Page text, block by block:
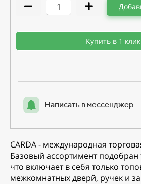
Купить в 1 клик
Написать в мессенджер
CARDA - международная
Базовый ассортимент
что включает в себя только
межкомнатных дверй, ручек и